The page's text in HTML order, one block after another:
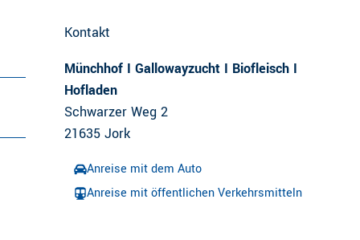
Kontakt
Münchhof I Gallowayzucht I Biofleisch I
Hofladen
Schwarzer Weg 2
21635 Jork
Anreise mit dem Auto
Anreise mit öffentlichen Verkehrsmitteln